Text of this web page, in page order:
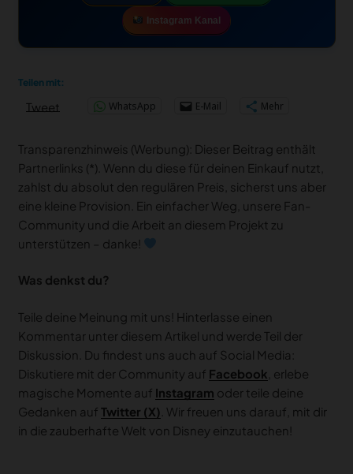
Instagram Kanal
Teilen mit:
Tweet WhatsApp E-Mail Mehr
Transparenzhinweis (Werbung): Dieser Beitrag enthält
Partnerlinks (*). Wenn du diese für deinen Einkauf nutzt,
zahlst du absolut den regulären Preis, sicherst uns aber
eine kleine Provision. Ein einfacher Weg, unsere Fan-
Community und die Arbeit an diesem Projekt zu
unterstützen – danke!
Was denkst du?
Teile deine Meinung mit uns! Hinterlasse einen
Kommentar unter diesem Artikel und werde Teil der
Diskussion. Du findest uns auch auf Social Media:
Diskutiere mit der Community auf Facebook , erlebe
magische Momente auf Instagram oder teile deine
Gedanken auf Twitter (X) . Wir freuen uns darauf, mit dir
in die zauberhafte Welt von Disney einzutauchen!